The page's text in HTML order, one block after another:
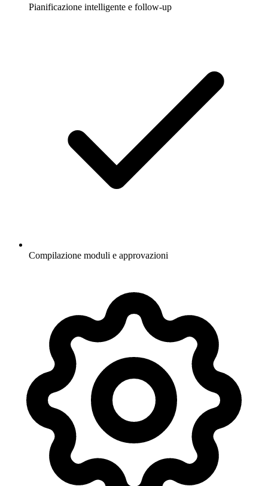
Pianificazione intelligente e follow-up
Compilazione moduli e approvazioni